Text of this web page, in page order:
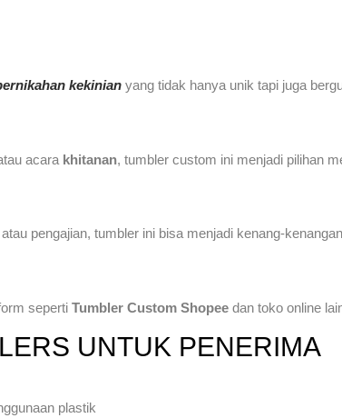
kekinian yang tidak hanya unik tapi juga
acara khitanan, tumbler custom ini menjadi pilihan
atau pengajian, tumbler ini bisa menjadi kenang-
seperti Tumbler Custom Shopee dan toko online
UNTUK PENERIMA
plastik